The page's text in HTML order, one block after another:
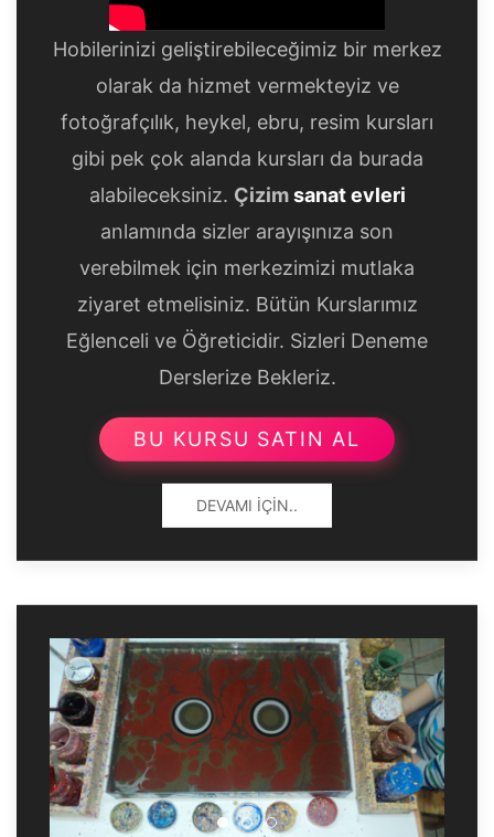
Hobilerinizi geliştirebileceğimiz bir merkez
olarak da hizmet vermekteyiz ve
fotoğrafçılık, heykel, ebru, resim kursları
gibi pek çok alanda kursları da burada
alabileceksiniz. Çizimsanat evleri
anlamında sizler arayışınıza son
verebilmek için merkezimizi mutlaka
ziyaret etmelisiniz. Bütün Kurslarımız
Eğlenceli ve Öğreticidir. Sizleri Deneme
Derslerize Bekleriz.
BU KURSU SATIN AL
DEVAMI İÇIN..